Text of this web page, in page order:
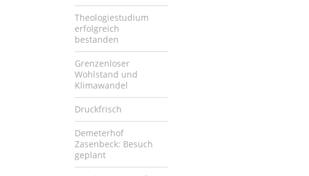
Theologiestudium
erfolgreich
bestanden
Grenzenloser
Wohlstand und
Klimawandel
Druckfrisch
Demeterhof
Zasenbeck: Besuch
geplant